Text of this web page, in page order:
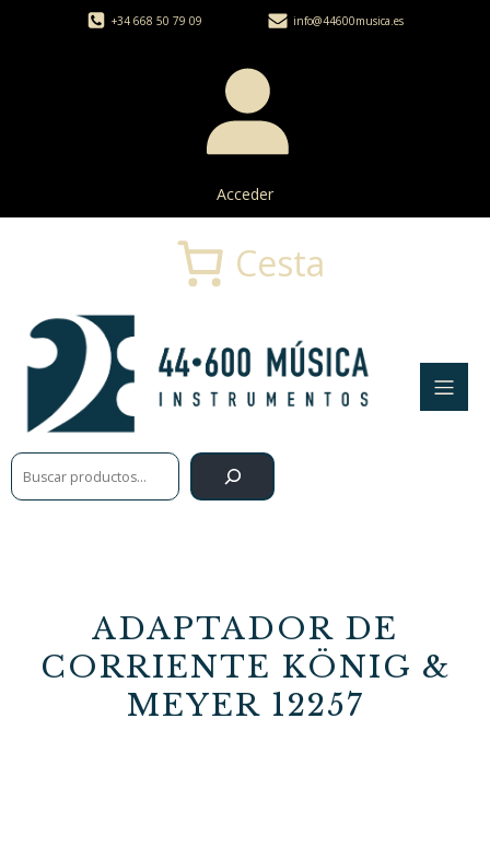
+34 668 50 79 09 info@44600musica.es
Acceder
Buscar
Cesta
ADAPTADOR DE
CORRIENTE KÖNIG &
MEYER 12257